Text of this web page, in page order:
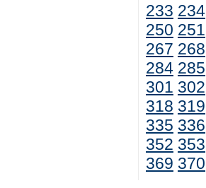
233 234
250 251
267 268
284 285
301 302
318 319
335 336
352 353
369 370